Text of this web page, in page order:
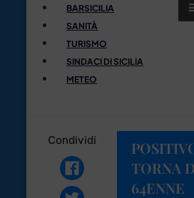
BARSICILIA
SANITÀ
TURISMO
SINDACI DI SICILIA
METEO
Condividi
TORNA
64ENNE